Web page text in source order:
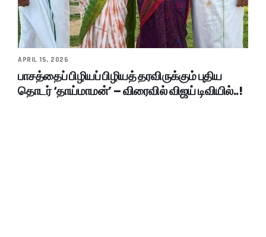
APRIL 15, 2026
பாசத்தைப் பிழியப் பிழியத் தரவிருக்கும் புதிய
தொடர் ‘தாய்மாமன்’ – விரைவில் விஜய் டிவியில்..!